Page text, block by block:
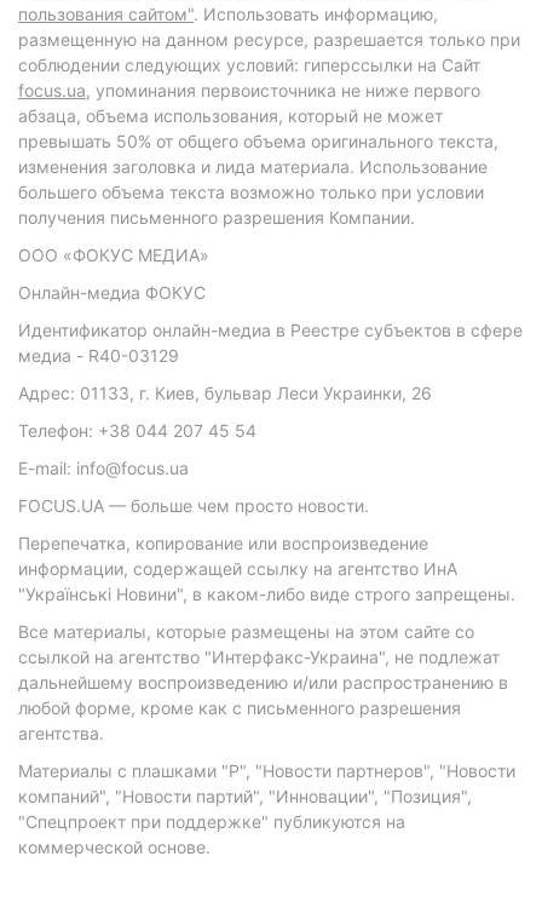
пользования сайтом". Использовать информацию,
размещенную на данном ресурсе, разрешается только при
соблюдении следующих условий: гиперссылки на Сайт
focus.ua, упоминания первоисточника не ниже первого
абзаца, объема использования, который не может
превышать 50% от общего объема оригинального текста,
изменения заголовка и лида материала. Использование
большего объема текста возможно только при условии
получения письменного разрешения Компании.
ООО «ФОКУС МЕДИА»
Онлайн-медиа ФОКУС
Идентификатор онлайн-медиа в Реестре субъектов в сфере
медиа - R40-03129
Адрес: 01133, г. Киев, бульвар Леси Украинки, 26
Телефон: +38 044 207 45 54
E-mail: info@focus.ua
FOCUS.UA — больше чем просто новости.
Перепечатка, копирование или воспроизведение
информации, содержащей ссылку на агентство ИнА
"Українські Новини", в каком-либо виде строго запрещены.
Все материалы, которые размещены на этом сайте со
ссылкой на агентство "Интерфакс-Украина", не подлежат
дальнейшему воспроизведению и/или распространению в
любой форме, кроме как с письменного разрешения
агентства.
Материалы с плашками "Р", "Новости партнеров", "Новости
компаний", "Новости партий", "Инновации", "Позиция",
"Спецпроект при поддержке" публикуются на
коммерческой основе.